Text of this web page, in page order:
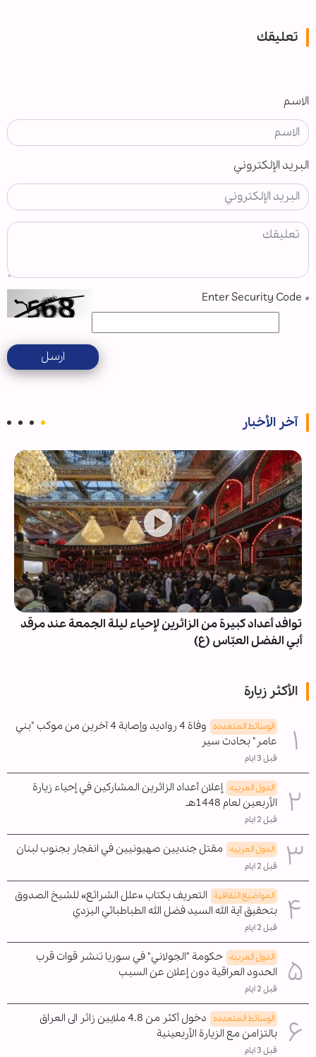
تعليقك
الاسم
البريد الإلكتروني
*
ارسل
آخر الأخبار
توافد أعداد كبيرة من الزائرين لإحياء ليلة الجمعة عند مرقد
أبي الفضل العبّاس (ع)
الأكثر زيارة
الوسائط المتعدده
وفاة 4 رواديد وإصابة 4 آخرين من موكب "بني
عامر" بحادث سير
قبل 3 ايام
الدول العربیه إعلان أعداد الزائرين المشاركين في إحياء زيارة
الأربعين لعام 1448هـ
قبل 2 ايام
الدول العربیه مقتل جنديين صهيونيين في انفجار بجنوب لبنان
قبل 2 ايام
المواضیع الثقافية التعريف بكتاب «علل الشرائع» للشيخ الصدوق
بتحقيق آية الله السيد فضل الله الطباطبائي اليزدي
قبل 2 ايام
الدول العربیه حكومة "الجولاني" في سوريا تنشر قوات قرب
الحدود العراقية دون إعلان عن السبب
قبل 2 ايام
الوسائط المتعدده
دخول أكثر من 4.8 ملايين زائر الى العراق
بالتزامن مع الزيارة الأربعينية
قبل 3 ايام